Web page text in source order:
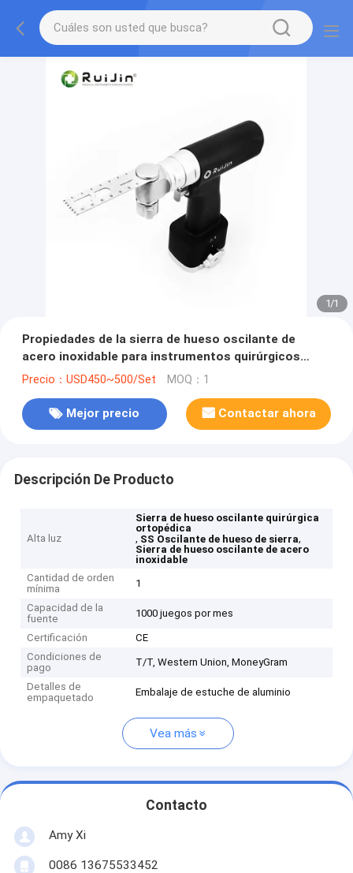
1/1
Propiedades de la sierra de hueso oscilante de
acero inoxidable para instrumentos quirúrgicos
ortopédicos OEM y propiedades
Precio：USD450~500/Set MOQ：1
Mejor precio Contactar ahora
Descripción De Producto
Alta luz
Sierra de hueso oscilante quirúrgica
ortopédica
, SS Oscilante de hueso de sierra,
Sierra de hueso oscilante de acero
inoxidable
Cantidad de orden
mínima
1
Capacidad de la
fuente
1000 juegos por mes
Certificación
CE
Condiciones de
pago
T/T, Western Union, MoneyGram
Detalles de
empaquetado
Embalaje de estuche de aluminio
Vea más
Contacto
Amy Xi
0086 13675533452